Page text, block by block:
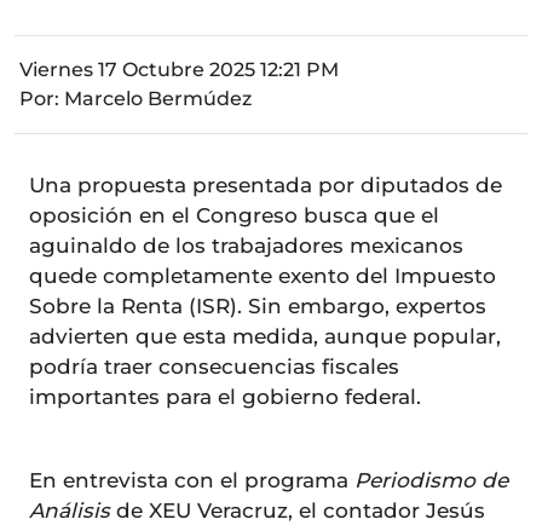
Viernes 17 Octubre 2025 12:21 PM
Por: Marcelo Bermúdez
Una propuesta presentada por diputados de
oposición en el Congreso busca que el
aguinaldo de los trabajadores mexicanos
quede completamente exento del Impuesto
Sobre la Renta (ISR). Sin embargo, expertos
advierten que esta medida, aunque popular,
podría traer consecuencias fiscales
importantes para el gobierno federal.
En entrevista con el programa Periodismo de
Análisisde XEU Veracruz, el contador Jesús